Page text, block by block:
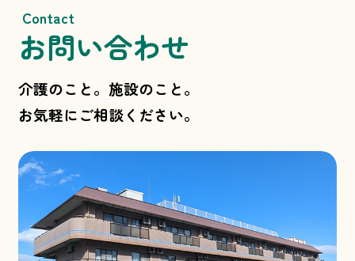
Contact
お問い合わせ
介護のこと。施設のこと。
お気軽にご相談ください。